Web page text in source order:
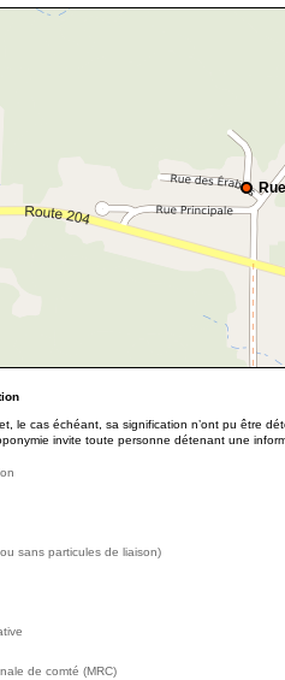
le cas échéant, sa signification n’ont pu être
invite toute personne détenant une
sans particules de liaison)
de comté (MRC)